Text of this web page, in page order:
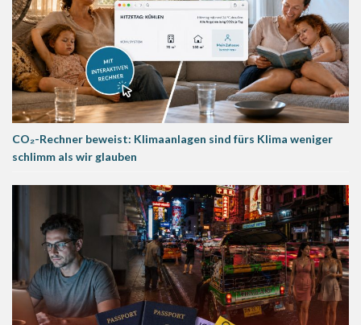
CO₂-Rechner beweist: Klimaanlagen sind fürs Klima weniger
schlimm als wir glauben